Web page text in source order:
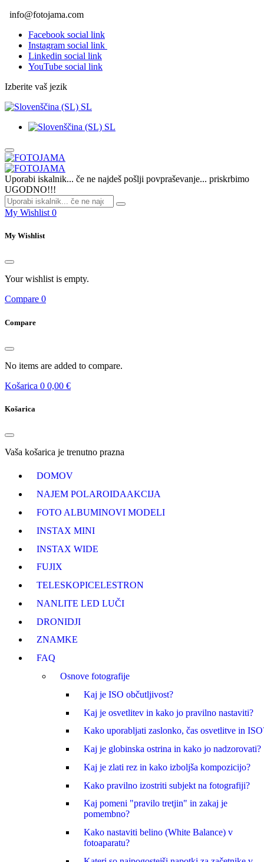
info@fotojama.com
Facebook social link
Instagram social link
Linkedin social link
YouTube social link
Izberite vaš jezik
SL
SL
Uporabi iskalnik... če ne najdeš pošlji povpraševanje... priskrbimo
UGODNO!!!
My Wishlist 0
My Wishlist
Your wishlist is empty.
Compare 0
Compare
No items are added to compare.
Košarica 0 0,00 €
Košarica
Vaša košarica je trenutno prazna
DOMOV
NAJEM POLAROIDAAKCIJA
FOTO ALBUMINOVI MODELI
INSTAX MINI
INSTAX WIDE
FUJIX
TELESKOPICELESTRON
NANLITE LED LUČI
DRONIDJI
ZNAMKE
FAQ
Osnove fotografije
Kaj je ISO občutljivost?
Kaj je osvetlitev in kako jo pravilno nastaviti?
Kako uporabljati zaslonko, čas osvetlitve in
Kaj je globinska ostrina in kako jo nadzorovati?
Kaj je zlati rez in kako izboljša kompozicijo?
Kako pravilno izostriti subjekt na fotografiji?
Kaj pomeni "pravilo tretjin" in zakaj je
pomembno?
Kako nastaviti belino (White Balance) v
fotoaparatu?